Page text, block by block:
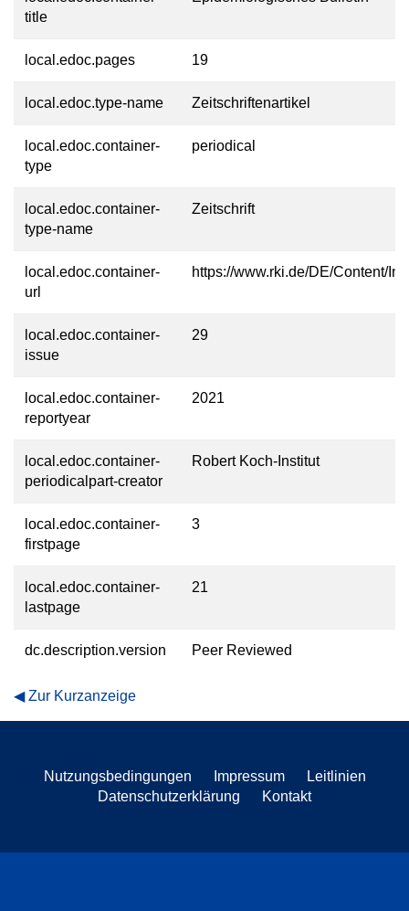
title
local.edoc.pages 19
local.edoc.type-name Zeitschriftenartikel
local.edoc.container-
type
periodical
local.edoc.container-
type-name
Zeitschrift
local.edoc.container-
url
https://www.rki.de/DE/Content/
local.edoc.container-
issue
29
local.edoc.container-
reportyear
2021
local.edoc.container-
periodicalpart-creator
Robert Koch-Institut
local.edoc.container-
firstpage
3
local.edoc.container-
lastpage
21
dc.description.version Peer Reviewed
Zur Kurzanzeige
Nutzungsbedingungen Impressum
Leitlinien
Datenschutzerklärung
Kontakt